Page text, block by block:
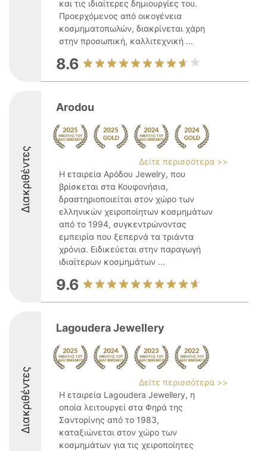
και τις ιδιαίτερες δημιουργίες του.
Προερχόμενος από οικογένεια
κοσμηματοπωλών, διακρίνεται χάρη
στην προσωπική, καλλιτεχνική ...
8.6
Διακριθέντες
Arodou
Δείτε περισσότερα >>
Η εταιρεία Αρόδου Jewelry, που
βρίσκεται στα Κουφονήσια,
δραστηριοποιείται στον χώρο των
ελληνικών χειροποίητων κοσμημάτων
από το 1994, συγκεντρώνοντας
εμπειρία που ξεπερνά τα τριάντα
χρόνια. Ειδικεύεται στην παραγωγή
ιδιαίτερων κοσμημάτων ...
9.6
Διακριθέντες
Lagoudera Jewellery
Δείτε περισσότερα >>
Η εταιρεία Lagoudera Jewellery, η
οποία λειτουργεί στα Φηρά της
Σαντορίνης από το 1983,
καταξιώνεται στον χώρο των
κοσμημάτων για τις χειροποίητες